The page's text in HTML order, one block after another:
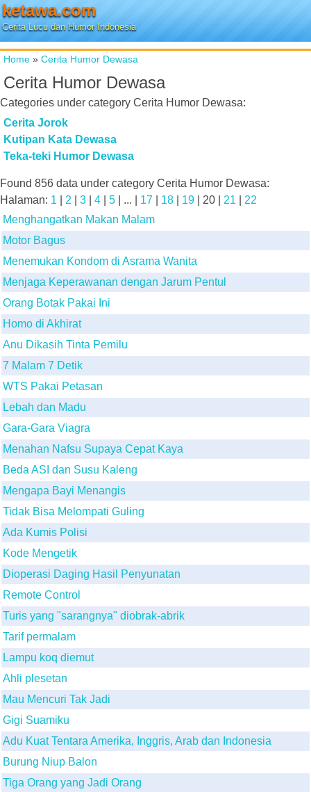
ketawa.com
Cerita Lucu dan Humor Indonesia
Home » Cerita Humor Dewasa
Cerita Humor Dewasa
Categories under category Cerita Humor Dewasa:
Cerita Jorok
Kutipan Kata Dewasa
Teka-teki Humor Dewasa
Found 856 data under category Cerita Humor Dewasa:
Halaman: 1 2 3 4 5 | ... | 17 18 19 20 21
22
Menghangatkan Makan Malam
Motor Bagus
Menemukan Kondom di Asrama Wanita
Menjaga Keperawanan dengan Jarum Pentul
Orang Botak Pakai Ini
Homo di Akhirat
Anu Dikasih Tinta Pemilu
7 Malam 7 Detik
WTS Pakai Petasan
Lebah dan Madu
Gara-Gara Viagra
Menahan Nafsu Supaya Cepat Kaya
Beda ASI dan Susu Kaleng
Mengapa Bayi Menangis
Tidak Bisa Melompati Guling
Ada Kumis Polisi
Kode Mengetik
Dioperasi Daging Hasil Penyunatan
Remote Control
Turis yang "sarangnya" diobrak-abrik
Tarif permalam
Lampu koq diemut
Ahli plesetan
Mau Mencuri Tak Jadi
Gigi Suamiku
Adu Kuat Tentara Amerika, Inggris, Arab dan Indonesia
Burung Niup Balon
Tiga Orang yang Jadi Orang